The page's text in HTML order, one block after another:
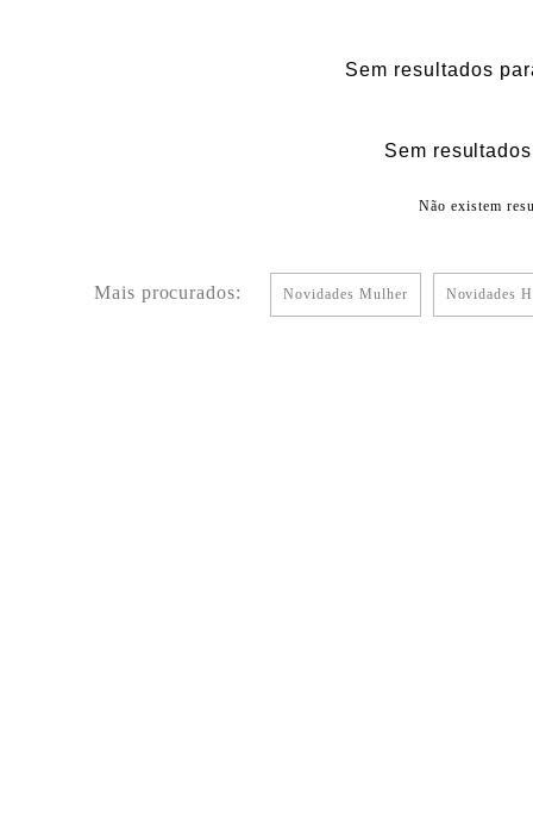
Sem resultados
Sem
Não existem
Mais procurados: Novidades Mulher Novidades